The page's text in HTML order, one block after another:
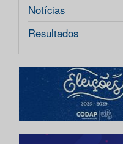
Notícias
Resultados